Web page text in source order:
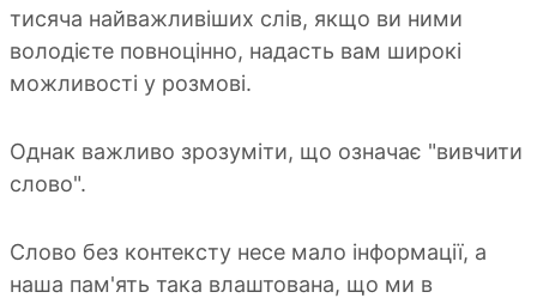
тисяча найважливіших слів, якщо ви ними
володієте повноцінно, надасть вам широкі
можливості у розмові.
Однак важливо зрозуміти, що означає "вивчити
слово".
Слово без контексту несе мало інформації, а
наша пам'ять така влаштована, що ми в